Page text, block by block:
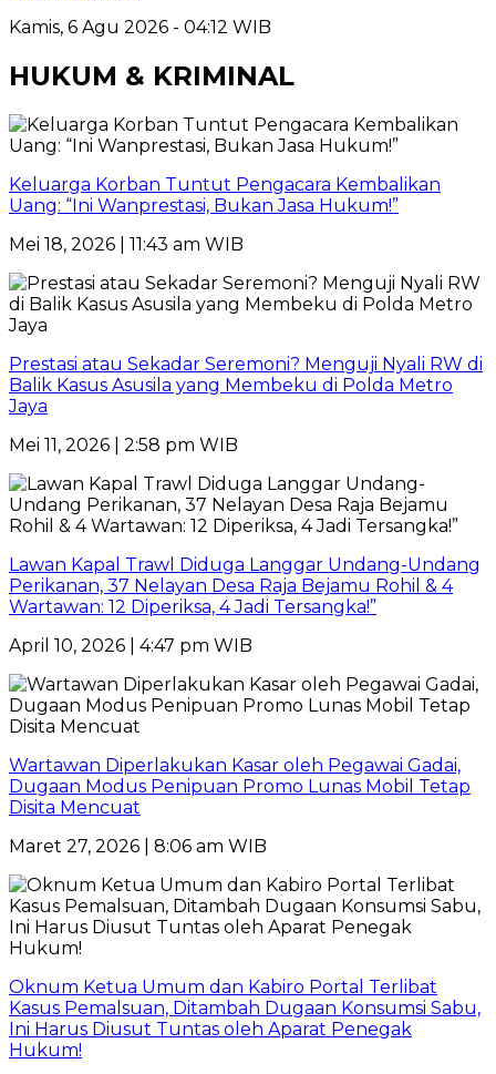
Kamis, 6 Agu 2026 - 04:12 WIB
HUKUM & KRIMINAL
Keluarga Korban Tuntut Pengacara Kembalikan
Uang: “Ini Wanprestasi, Bukan Jasa Hukum!”
Mei 18, 2026 | 11:43 am WIB
Prestasi atau Sekadar Seremoni? Menguji Nyali RW di
Balik Kasus Asusila yang Membeku di Polda Metro
Jaya
Mei 11, 2026 | 2:58 pm WIB
Lawan Kapal Trawl Diduga Langgar Undang-Undang
Perikanan, 37 Nelayan Desa Raja Bejamu Rohil & 4
Wartawan: 12 Diperiksa, 4 Jadi Tersangka!”
April 10, 2026 | 4:47 pm WIB
Wartawan Diperlakukan Kasar oleh Pegawai Gadai,
Dugaan Modus Penipuan Promo Lunas Mobil Tetap
Disita Mencuat
Maret 27, 2026 | 8:06 am WIB
Oknum Ketua Umum dan Kabiro Portal Terlibat
Kasus Pemalsuan, Ditambah Dugaan Konsumsi Sabu,
Ini Harus Diusut Tuntas oleh Aparat Penegak
Hukum!